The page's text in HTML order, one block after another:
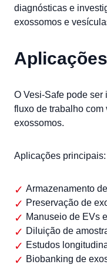
diagnósticas e
exossomos e
O Vesi-Safe pode ser
fluxo de trabalho
exossomos.
Aplicações principais:
Armazenamento
Preservação de
Manuseio de EVs
Diluição de
Estudos
Biobanking de